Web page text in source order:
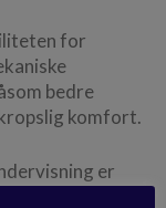
for
bedre
komfort.
er